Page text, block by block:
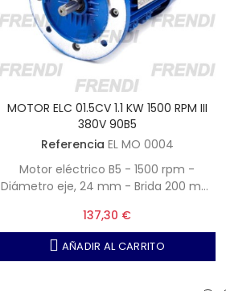
MOTOR ELC 01.5CV 1.1 KW 1500 RPM III
380V 90B5
Referencia EL MO 0004
Motor eléctrico B5 - 1500 rpm -
Diámetro eje, 24 mm - Brida 200 mm
137,30 €
AÑADIR AL CARRITO